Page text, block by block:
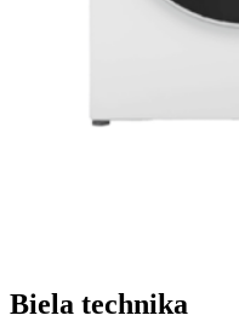
Biela technika